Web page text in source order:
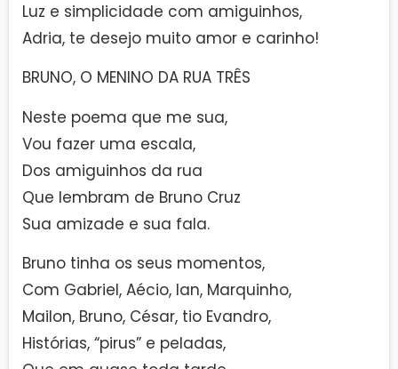
Luz e simplicidade com amiguinhos,
Adria, te desejo muito amor e carinho!
BRUNO, O MENINO DA RUA TRÊS
Neste poema que me sua,
Vou fazer uma escala,
Dos amiguinhos da rua
Que lembram de Bruno Cruz
Sua amizade e sua fala.
Bruno tinha os seus momentos,
Com Gabriel, Aécio, lan, Marquinho,
Mailon, Bruno, César, tio Evandro,
Histórias, “pirus” e peladas,